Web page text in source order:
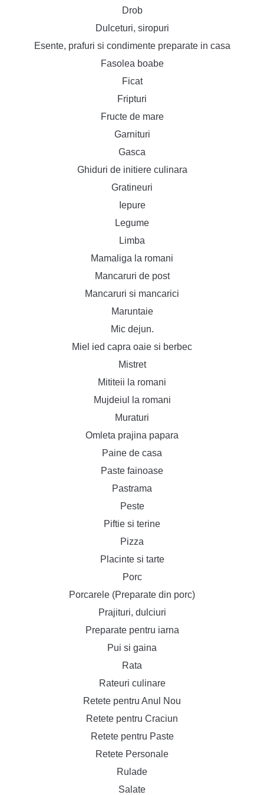
Drob
Dulceturi, siropuri
Esente, prafuri si condimente preparate in casa
Fasolea boabe
Ficat
Fripturi
Fructe de mare
Garnituri
Gasca
Ghiduri de initiere culinara
Gratineuri
Iepure
Legume
Limba
Mamaliga la romani
Mancaruri de post
Mancaruri si mancarici
Maruntaie
Mic dejun.
Miel ied capra oaie si berbec
Mistret
Mititeii la romani
Mujdeiul la romani
Muraturi
Omleta prajina papara
Paine de casa
Paste fainoase
Pastrama
Peste
Piftie si terine
Pizza
Placinte si tarte
Porc
Porcarele (Preparate din porc)
Prajituri, dulciuri
Preparate pentru iarna
Pui si gaina
Rata
Rateuri culinare
Retete pentru Anul Nou
Retete pentru Craciun
Retete pentru Paste
Retete Personale
Rulade
Salate